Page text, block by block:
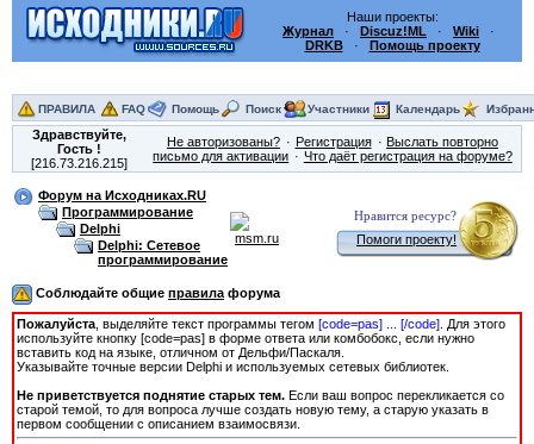
Наши проекты:
Журнал · Discuz!ML · Wiki ·
DRKB· Помощь проекту
ПРАВИЛА FAQ Помощь Поиск Участники Календарь
Здравствуйте,
Гость!
[216.73.216.215]
Не авторизованы? Регистрация
Выслать повторно
письмо для активации
Что даёт регистрация на форуме?
Форум на Исходниках.RU
Программирование
Delphi
Delphi: Сетевое
программирование
Нравится ресурс?
Помоги проекту!
Соблюдайте общие правилафорума
Пожалуйста , выделяйте текст программы тегом [сode=pas] ... [/сode] . Для этого
используйте кнопку [code=pas] в форме ответа или комбобокс, если нужно
вставить код на языке, отличном от Дельфи/Паскаля.
Указывайте точные версии Delphi и используемых сетевых библиотек.
Не приветствуется поднятие старых тем. Если ваш вопрос перекликается со
старой темой, то для вопроса лучше создать новую тему, а старую указать в
первом сообщении с описанием взаимосвязи.